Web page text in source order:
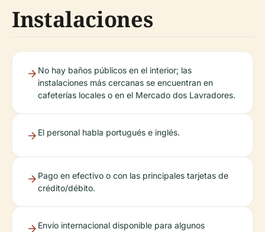
Instalaciones
No hay baños públicos en el interior; las
instalaciones más cercanas se encuentran en
cafeterías locales o en el Mercado dos Lavradores.
El personal habla portugués e inglés.
Pago en efectivo o con las principales tarjetas de
crédito/débito.
Envío internacional disponible para algunos